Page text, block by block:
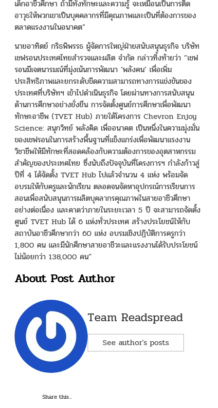
เด็กอาชีวศึกษา ถ้ามีทั้งทักษะและความรู้ จะเหมือนเป็นการติด
อาวุธให้พวกเขาเป็นบุคคลากรที่มีคุณภาพและเป็นที่ต้องการของ
ตลาดแรงงานในอนาคต”
นายอาทิตย์ กริธพิพรรธ ผู้จัดการใหญ่ฝ่ายสนับสนุนธุรกิจ บริษัท
เชฟรอนประเทศไทยสำรวจและผลิต จำกัด กล่าวทิ้งท้ายว่า “เชฟ
รอนมีเจตนารมณ์ที่มุ่งเน้นการพัฒนา ‘พลังคน’ เพื่อเพิ่ม
ประสิทธิภาพและยกระดับขีดความสามารถทางการแข่งขันของ
ประเทศที่บริษัทฯ เข้าไปดำเนินธุรกิจ โดยผ่านทางการสนับสนุน
ด้านการศึกษาอย่างยั่งยืน การจัดตั้งศูนย์การศึกษาเพื่อพัฒนา
ทักษะอาชีพ (TVET Hub) ภายใต้โครงการ Chevron Enjoy
Science: สนุกวิทย์ พลังคิด เพื่ออนาคต เป็นหนึ่งในความมุ่งมั่น
ของเชฟรอนในการสร้างพื้นฐานที่แข็งแกร่งเพื่อพัฒนาแรงงาน
วิชาชีพให้มีทักษะที่สอดคล้องกับความต้องการของอุตสาหกรรม
สำคัญของประเทศไทย ซึ่งนับถึงปัจจุบันที่โครงการฯ กำลังก้าวสู่
ปีที่ 4 ได้จัดตั้ง TVET Hub ไปแล้วจำนวน 4 แห่ง พร้อมจัด
อบรมให้กับครูและนักเรียน ตลอดจนจัดหาอุปกรณ์การเรียนการ
สอนเพื่อสนับสนุนการผลิตบุคลากรคุณภาพในสายอาชีวศึกษา
อย่างต่อเนื่อง และคาดว่าภายในระยะเวลา 5 ปี จะสามารถจัดตั้ง
ศูนย์ TVET Hub ได้ 6 แห่งทั่วประเทศ สร้างประโยชน์ให้กับ
สถาบันอาชีวศึกษากว่า 60 แห่ง อบรมเชิงปฏิบัติการครูกว่า
1,800 คน และมีนักศึกษาสายอาชีวะและแรงงานได้รับประโยชน์
ไม่น้อยกว่า 138,000 คน”
About Post Author
Team Readspread
See author's posts
Share this...